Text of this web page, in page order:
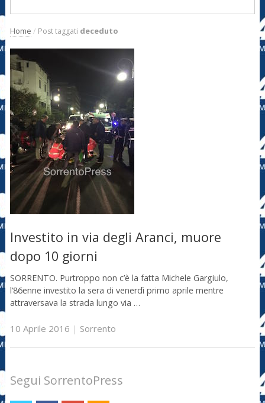
Home / Post taggati deceduto
Investito in via degli Aranci, muore
dopo 10 giorni
SORRENTO. Purtroppo non c’è la fatta Michele Gargiulo,
l’86enne investito la sera di venerdì primo aprile mentre
attraversava la strada lungo via …
10 Aprile 2016 | Sorrento
Segui SorrentoPress